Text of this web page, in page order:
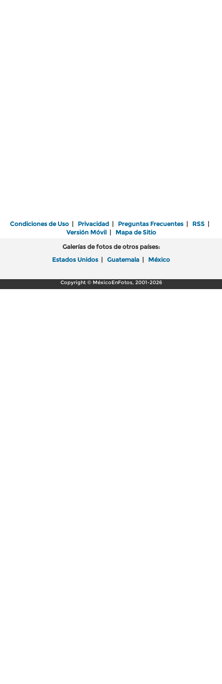
Condiciones de Uso | Privacidad | Preguntas Frecuentes | RSS |
Versión Móvil| Mapa de Sitio
Galerías de fotos de otros países:
Estados Unidos | Guatemala | México
Copyright © MéxicoEnFotos, 2001-2026